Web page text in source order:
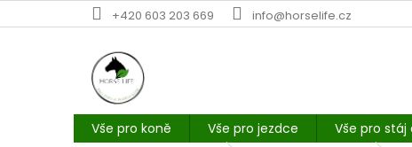
na
+420 603 203 669 info@horselife.cz
Vše pro koně Vše pro jezdce Vše pro stáj